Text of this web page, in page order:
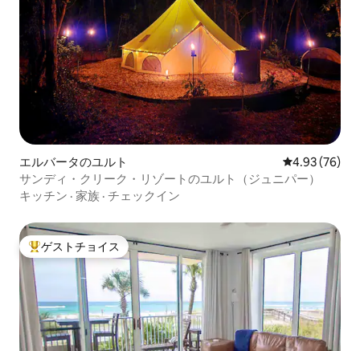
エルバータのユルト レビュー76
4.93 (76)
サンディ・クリーク・リゾートのユルト（ジュニパー）
キッチン · 家族 · チェックイン
大好評のゲストチョイスです。
ゲストチョイス